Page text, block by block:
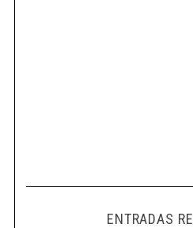
ENTRADAS